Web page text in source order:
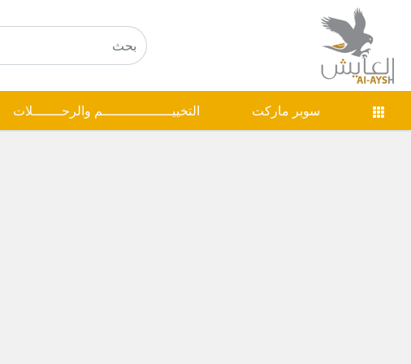
سوبر ماركت التخييـــــــــــــــــم والرحـــــــلات